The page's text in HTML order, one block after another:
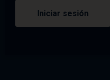
Iniciar sesión